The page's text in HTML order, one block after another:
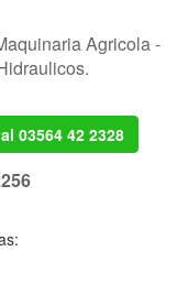
Agricola -
03564 42 2328